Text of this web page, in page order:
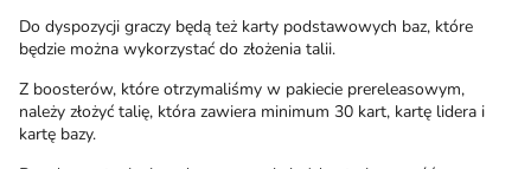
Do dyspozycji graczy będą też karty podstawowych baz, które
będzie można wykorzystać do złożenia talii.
Z boosterów, które otrzymaliśmy w pakiecie prereleasowym,
należy złożyć talię, która zawiera minimum 30 kart, kartę lidera i
kartę bazy.